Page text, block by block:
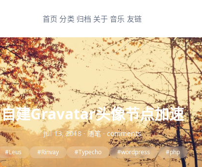
首页 分类 归档 关于 音乐 友链
自建Gravatar头像节点加速
Jul 13, 2018·随笔· comments
#Leus #Rinvay #Typecho #wordpress #php